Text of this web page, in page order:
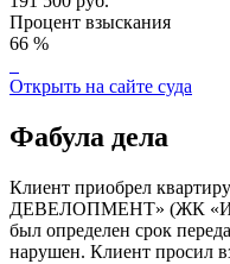
Процент взыскания
66 %
Открыть на сайте суда
Фабула дела
Клиент приобрел
ДЕВЕЛОПМЕНТ» (ЖК
был определен срок
нарушен. Клиент просил